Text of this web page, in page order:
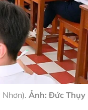
Ảnh: Đức Thụy